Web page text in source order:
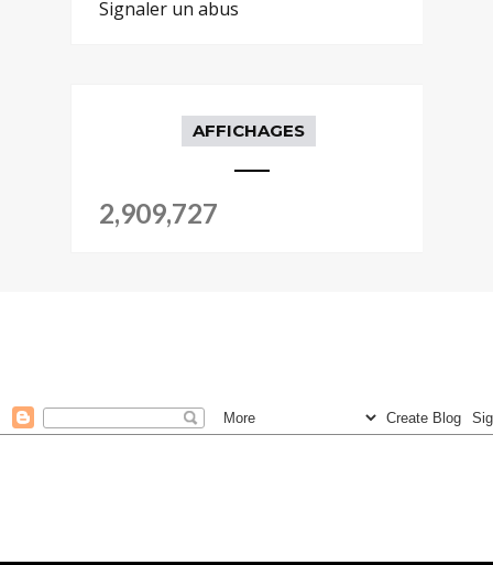
Signaler un abus
AFFICHAGES
2,909,727